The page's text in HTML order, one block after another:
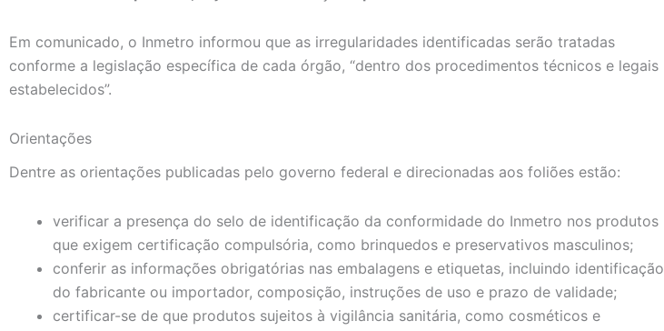
Em comunicado, o Inmetro informou que as irregularidades identificadas serão tratadas
conforme a legislação específica de cada órgão, “dentro dos procedimentos técnicos e legais
estabelecidos”.
Orientações
Dentre as orientações publicadas pelo governo federal e direcionadas aos foliões estão:
verificar a presença do selo de identificação da conformidade do Inmetro nos produtos
que exigem certificação compulsória, como brinquedos e preservativos masculinos;
conferir as informações obrigatórias nas embalagens e etiquetas, incluindo identificação
do fabricante ou importador, composição, instruções de uso e prazo de validade;
certificar-se de que produtos sujeitos à vigilância sanitária, como cosméticos e